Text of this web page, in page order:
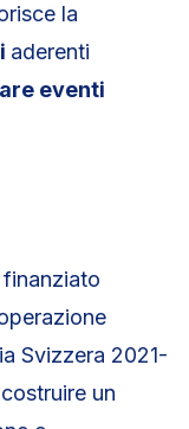
la
aderenti
eventi
Svizzera 2021-
un